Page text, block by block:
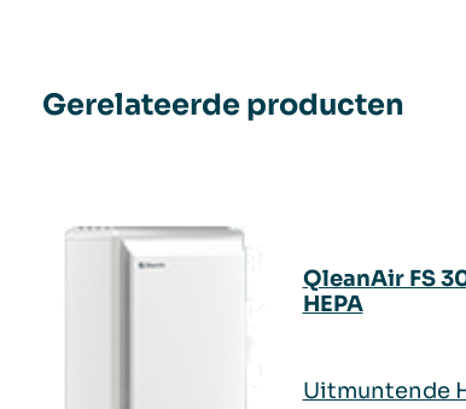
Gerelateerde producten
QleanAir FS
HEPA
Uitmuntende